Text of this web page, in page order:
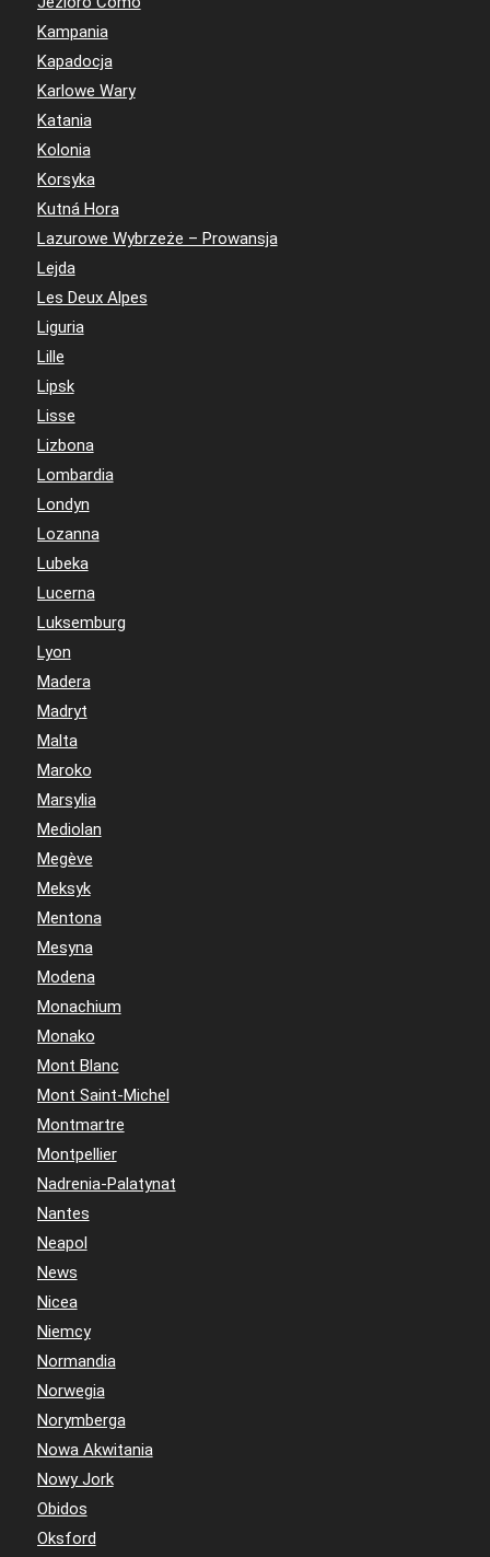
Kampania
Kapadocja
Karlowe Wary
Katania
Kolonia
Korsyka
Kutná Hora
Lazurowe Wybrzeże – Prowansja
Lejda
Les Deux Alpes
Liguria
Lille
Lipsk
Lisse
Lizbona
Lombardia
Londyn
Lozanna
Lubeka
Lucerna
Luksemburg
Lyon
Madera
Madryt
Malta
Maroko
Marsylia
Mediolan
Megève
Meksyk
Mentona
Mesyna
Modena
Monachium
Monako
Mont Blanc
Mont Saint-Michel
Montmartre
Montpellier
Nadrenia-Palatynat
Nantes
Neapol
News
Nicea
Niemcy
Normandia
Norwegia
Norymberga
Nowa Akwitania
Nowy Jork
Obidos
Oksford